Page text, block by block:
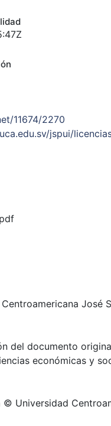
11674/2270
jspui/
José
del documento
económicas y
Universidad